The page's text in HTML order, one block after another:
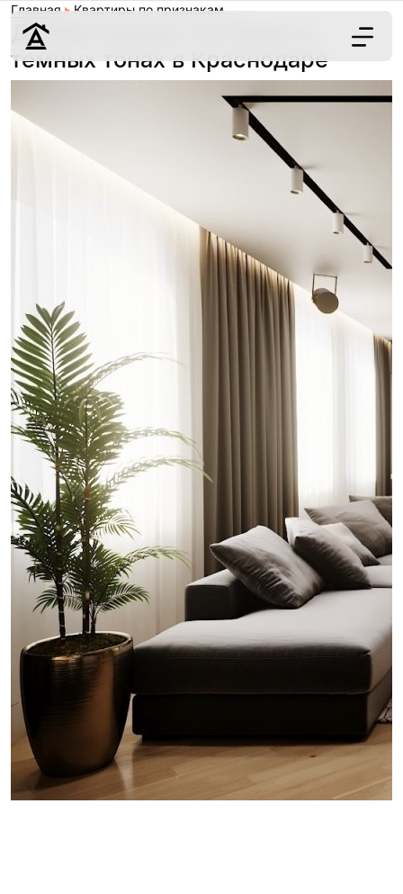
Дизайн
Ремонт
Цены
Наши работы
г. Краснодар
8 (861) 945-12-
34
Главная Квартиры по признакам
Дизайн кухонь-гостиных в
темных тонах в Краснодаре